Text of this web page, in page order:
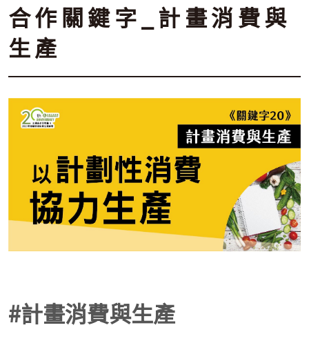
合作關鍵字_計畫消費與
生產
#計畫消費與生產